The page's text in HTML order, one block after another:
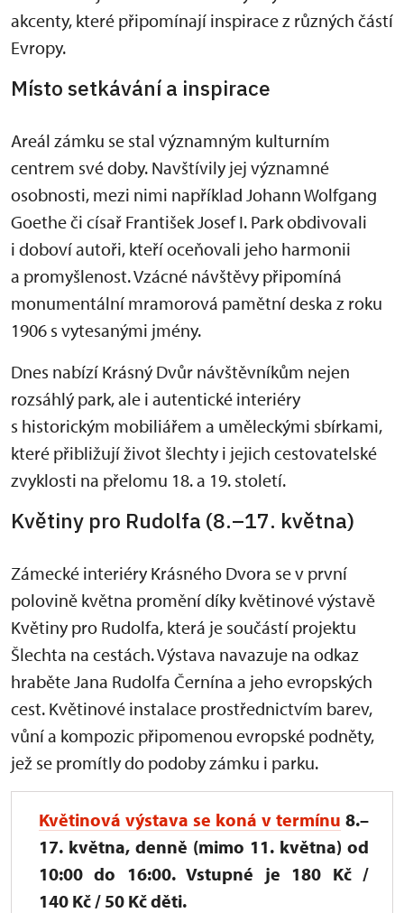
akcenty, které připomínají inspirace z různých částí
Evropy.
Místo setkávání a inspirace
Areál zámku se stal významným kulturním
centrem své doby. Navštívily jej významné
osobnosti, mezi nimi například Johann Wolfgang
Goethe či císař František Josef I. Park obdivovali
i doboví autoři, kteří oceňovali jeho harmonii
a promyšlenost. Vzácné návštěvy připomíná
monumentální mramorová pamětní deska z roku
1906 s vytesanými jmény.
Dnes nabízí Krásný Dvůr návštěvníkům nejen
rozsáhlý park, ale i autentické interiéry
s historickým mobiliářem a uměleckými sbírkami,
které přibližují život šlechty i jejich cestovatelské
zvyklosti na přelomu 18. a 19. století.
Květiny pro Rudolfa (8.–17. května)
Zámecké interiéry Krásného Dvora se v první
polovině května promění díky květinové výstavě
Květiny pro Rudolfa, která je součástí projektu
Šlechta na cestách. Výstava navazuje na odkaz
hraběte Jana Rudolfa Černína a jeho evropských
cest. Květinové instalace prostřednictvím barev,
vůní a kompozic připomenou evropské podněty,
jež se promítly do podoby zámku i parku.
Květinová výstava se koná v termínu 8.–
17. května, denně (mimo 11. května) od
10:00 do 16:00. Vstupné je 180 Kč /
140 Kč / 50 Kč děti.